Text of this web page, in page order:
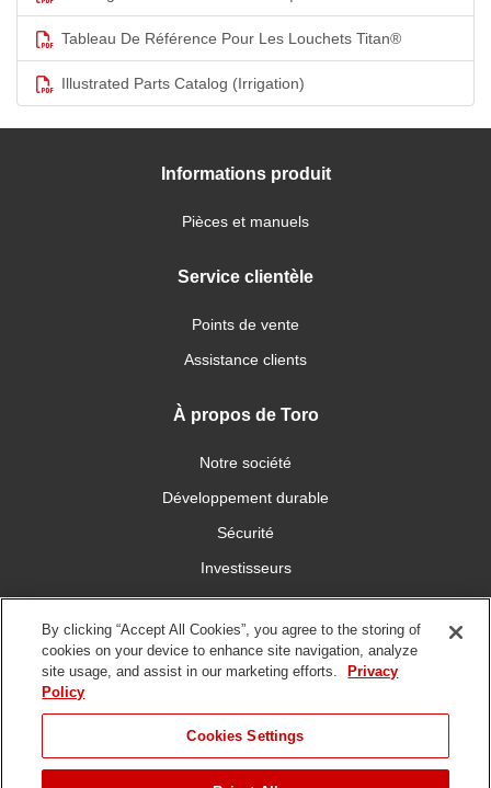
Tableau De Référence Pour Les Louchets Titan®
Illustrated Parts Catalog (Irrigation)
Informations produit
Pièces et manuels
Service clientèle
Points de vente
Assistance clients
À propos de Toro
Notre société
Développement durable
Sécurité
Investisseurs
Carrières
Connectez-vous avec nous
By clicking “Accept All Cookies”, you agree to the storing of
cookies on your device to enhance site navigation, analyze
site usage, and assist in our marketing efforts.
Privacy
Policy
Cookies Settings